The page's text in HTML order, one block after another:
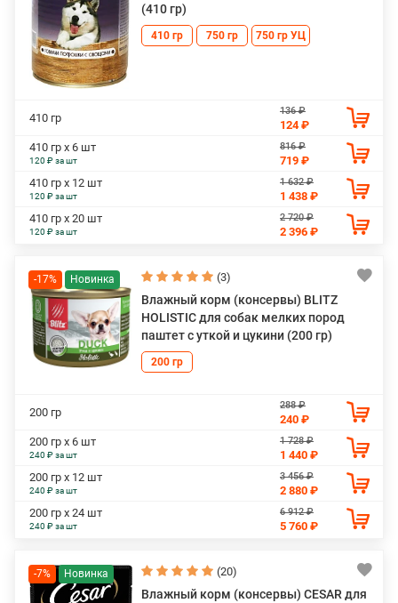
(410 гр)
410 гр 750 гр 750 гр УЦ
410 гр
136 ₽
124 ₽
410 гр х 6 шт
120 ₽ за шт
816 ₽
719 ₽
410 гр х 12 шт
120 ₽ за шт
1 632 ₽
1 438 ₽
410 гр х 20 шт
120 ₽ за шт
2 720 ₽
2 396 ₽
-17% (3)
Влажный корм (консервы) BLITZ
HOLISTIC для собак мелких пород
паштет с уткой и цукини (200 гр)
200 гр
200 гр
288 ₽
240 ₽
200 гр х 6 шт
240 ₽ за шт
1 728 ₽
1 440 ₽
200 гр х 12 шт
240 ₽ за шт
3 456 ₽
2 880 ₽
200 гр х 24 шт
240 ₽ за шт
6 912 ₽
5 760 ₽
-7% (20)
Влажный корм (консервы) CESAR для